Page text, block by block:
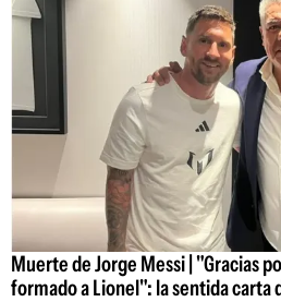
Muerte de Jorge Messi | "Gracias
formado a Lionel": la sentida carta